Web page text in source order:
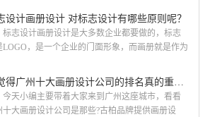
大家说说广州画册设计找哪家公司。 广州画
计哪家公司好？本地人都会选择古柏品牌设
州古柏品牌设计有限公司成立于2004年，是
络应用的现状和趋势有很深的...
设计画册设计 对标志设计有哪些原则呢？
设计画册设计是大多数企业都要做的，标志
LOGO，是一个企业的门面形象，而画册就是作为
画册设计两个都是不能缺少的。标志设计画册设
练、概括、完美!即要成功到几乎找不至更好
代方案的程度是我们的目标，其难度比之其它任
你觉得广州十大画册设计公司的排名真的重要吗？
小编主要带着大家来到广州这座城市，看看
十大画册设计公司是那些?古柏品牌提供画册设